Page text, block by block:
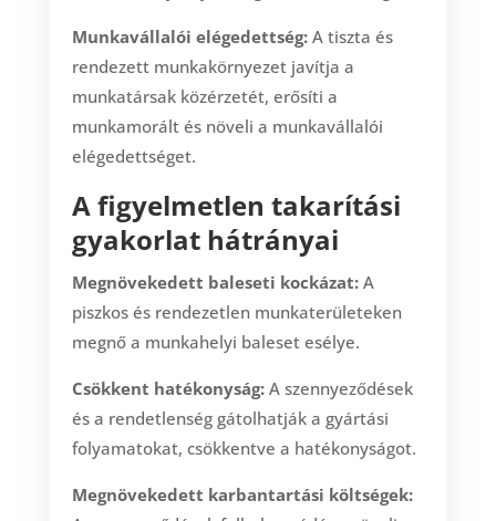
Munkavállalói elégedettség:A tiszta és
rendezett munkakörnyezet javítja a
munkatársak közérzetét, erősíti a
munkamorált és növeli a munkavállalói
elégedettséget.
A figyelmetlen takarítási
gyakorlat hátrányai
Megnövekedett baleseti kockázat:A
piszkos és rendezetlen munkaterületeken
megnő a munkahelyi baleset esélye.
Csökkent hatékonyság:A szennyeződések
és a rendetlenség gátolhatják a gyártási
folyamatokat, csökkentve a hatékonyságot.
Megnövekedett karbantartási költségek: